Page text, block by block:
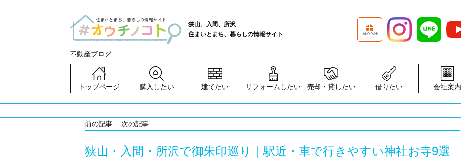
狭山、入間、所沢
住まいとまち、暮らしの情報サイト
不動産ブログ
トップページ 購入したい 建てたい リフォームしたい 売却・貸したい 借りたい 会社案内
前の記事 次の記事
狭山・入間・所沢で御朱印巡り｜駅近・車で行きやすい神社お寺9選